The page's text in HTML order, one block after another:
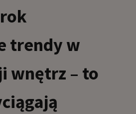
trendy w
wnętrz – to